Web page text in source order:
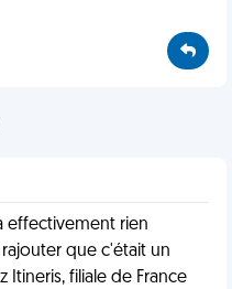
effectivement rien
que c'était un
filiale de France